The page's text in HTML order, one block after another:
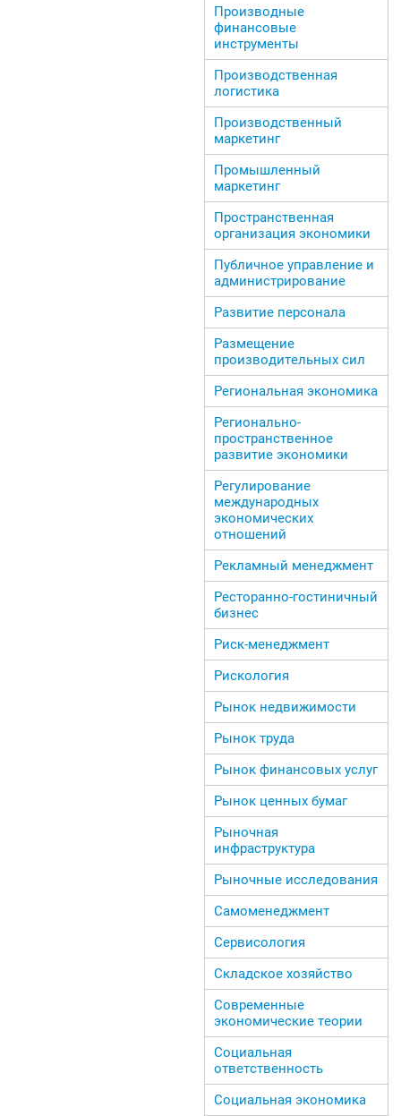
Производные
финансовые
инструменты
Производственная
логистика
Производственный
маркетинг
Промышленный
маркетинг
Пространственная
организация экономики
Публичное управление и
администрирование
Развитие персонала
Размещение
производительных сил
Региональная экономика
Регионально-
пространственное
развитие экономики
Регулирование
международных
экономических
отношений
Рекламный менеджмент
Ресторанно-гостиничный
бизнес
Риск-менеджмент
Рискология
Рынок недвижимости
Рынок труда
Рынок финансовых услуг
Рынок ценных бумаг
Рыночная
инфраструктура
Рыночные исследования
Самоменеджмент
Сервисология
Складское хозяйство
Современные
экономические теории
Социальная
ответственность
Социальная экономика